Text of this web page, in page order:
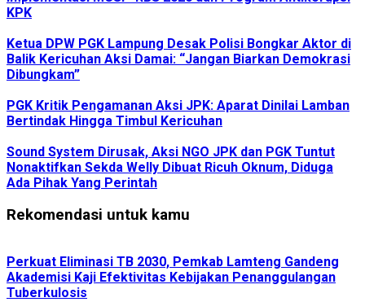
KPK
Ketua DPW PGK Lampung Desak Polisi Bongkar Aktor di
Balik Kericuhan Aksi Damai: “Jangan Biarkan Demokrasi
Dibungkam”
PGK Kritik Pengamanan Aksi JPK: Aparat Dinilai Lamban
Bertindak Hingga Timbul Kericuhan
Sound System Dirusak, Aksi NGO JPK dan PGK Tuntut
Nonaktifkan Sekda Welly Dibuat Ricuh Oknum, Diduga
Ada Pihak Yang Perintah
Rekomendasi untuk kamu
Perkuat Eliminasi TB 2030, Pemkab Lamteng Gandeng
Akademisi Kaji Efektivitas Kebijakan Penanggulangan
Tuberkulosis